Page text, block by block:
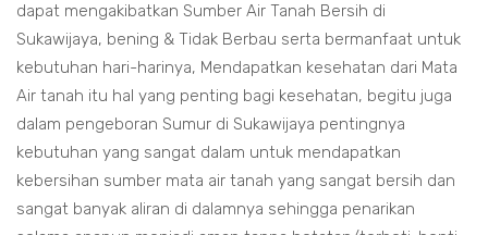
dapat mengakibatkan Sumber Air Tanah Bersih di
Sukawijaya, bening & Tidak Berbau serta bermanfaat untuk
kebutuhan hari-harinya, Mendapatkan kesehatan dari Mata
Air tanah itu hal yang penting bagi kesehatan, begitu juga
dalam pengeboran Sumur di Sukawijaya pentingnya
kebutuhan yang sangat dalam untuk mendapatkan
kebersihan sumber mata air tanah yang sangat bersih dan
sangat banyak aliran di dalamnya sehingga penarikan